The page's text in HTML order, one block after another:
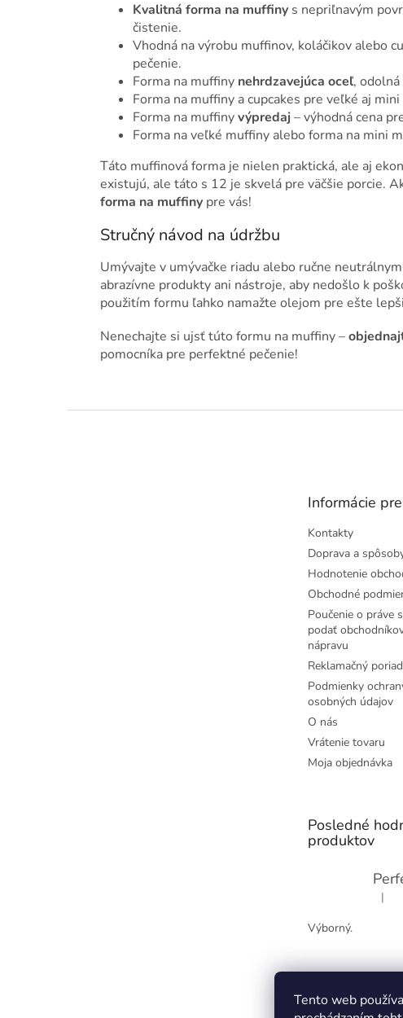
Tento web
Kvalitná forma na muffiny s nepriľnavým
čistenie.
Vhodná na výrobu muffinov, koláčikov alebo
pečenie.
Forma na muffiny nehrdzavejúca oceľ,
Forma na muffiny a cupcakes pre veľké aj
Forma na muffinyvýpredaj– výhodná cena
Forma na veľké muffiny alebo forma na mini
Táto muffinová forma je nielen praktická, ale aj
existujú, ale táto s 12 je skvelá pre väčšie porcie.
forma na muffiny pre vás!
Stručný návod na údržbu
Umývajte v umývačke riadu alebo ručne
abrazívne produkty ani nástroje, aby nedošlo k
použitím formu ľahko namažte olejom pre ešte
Nenechajte si ujsť túto formu na muffiny –
pomocníka pre perfektné pečenie!
Informácie
Kontakty
Doprava a
Hodnotenie
Obchodné
Poučenie o práve
podať
nápravu
Reklamačný
Podmienky
osobných údajov
O nás
Vrátenie tovaru
Moja objednávka
Posledné
produktov
|
Výborný.